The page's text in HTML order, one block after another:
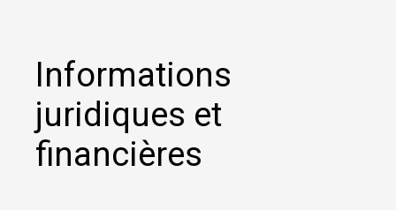
Informations
juridiques et
financières